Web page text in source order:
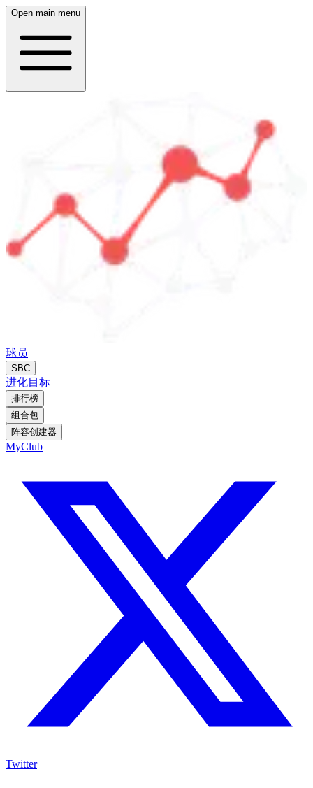
Open main menu
球员
SBC
进化目标
排行榜
组合包
阵容创建器
MyClub
Twitter